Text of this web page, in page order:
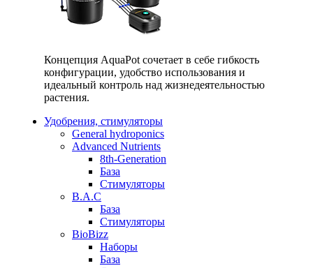
Концепция AquaPot сочетает в себе гибкость
конфигурации, удобство использования и
идеальный контроль над жизнедеятельностью
растения.
Удобрения, стимуляторы
General hydroponics
Advanced Nutrients
8th-Generation
База
Стимуляторы
B.A.C
База
Стимуляторы
BioBizz
Наборы
База